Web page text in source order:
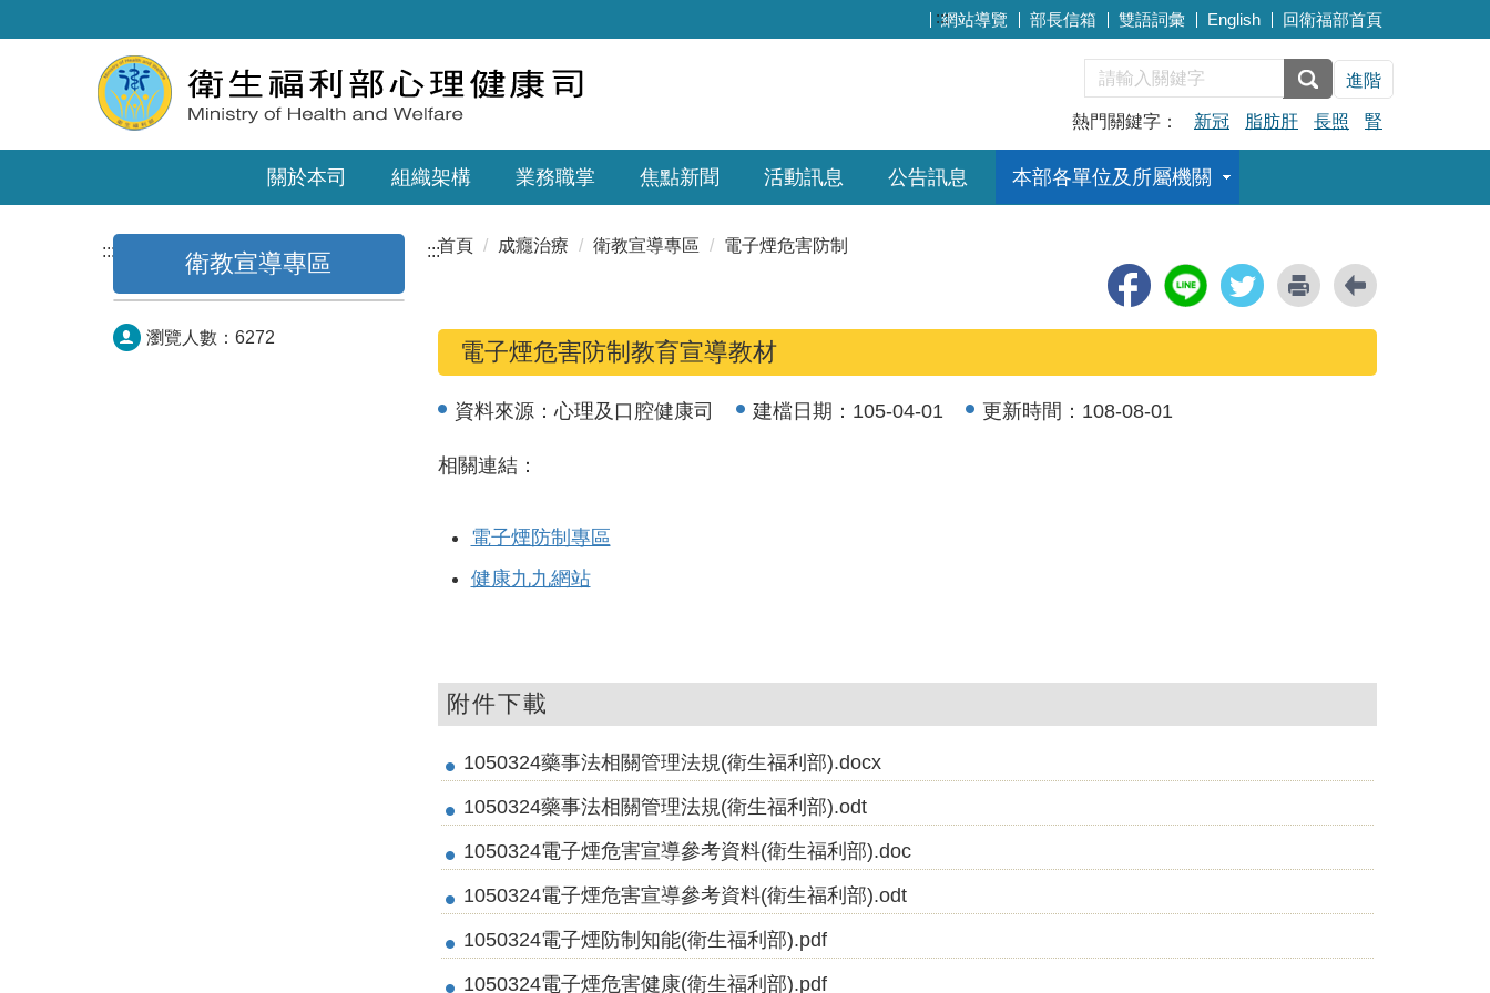
:::網站導覽 部長信箱 雙語詞彙 English 回衛福部首頁
進階
熱門關鍵字： 新冠 脂肪肝 長照 腎
關於本司 組織架構 業務職掌 焦點新聞 活動訊息 公告訊息 本部各單位及所屬機關
::: 衛教宣導專區
瀏覽人數： 6272
:::首頁 成癮治療 衛教宣導專區 電子煙危害防制
電子煙危害防制教育宣導教材
資料來源：心理及口腔健康司 建檔日期： 105-04-01 更新時間： 108-08-01
相關連結：
電子煙防制專區
健康九九網站
附件下載
1050324藥事法相關管理法規(衛生福利部).docx
1050324藥事法相關管理法規(衛生福利部).odt
1050324電子煙危害宣導參考資料(衛生福利部).doc
1050324電子煙危害宣導參考資料(衛生福利部).odt
1050324電子煙防制知能(衛生福利部).pdf
1050324電子煙危害健康(衛生福利部).pdf